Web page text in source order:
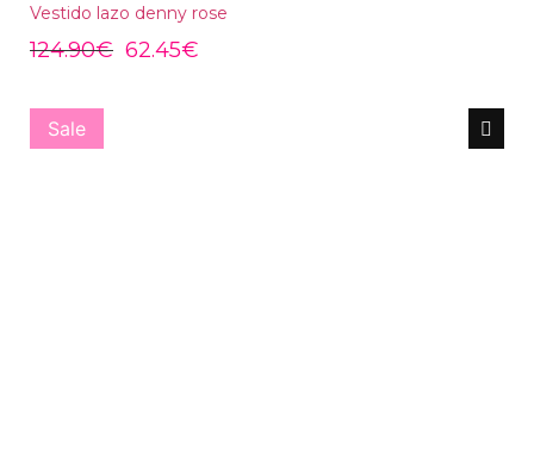
Vestido lazo denny rose
124.90€ 62.45€
Sale